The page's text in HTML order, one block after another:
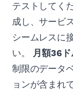
テストしてく
成し、サービ
シームレスに
い。 月額36ド
制限のデータ
ョンが含まれ